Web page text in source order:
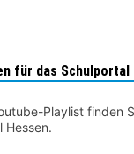
für das Schulportal
Playlist finden
Hessen.